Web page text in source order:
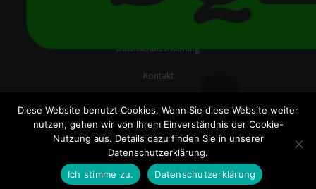
KURS DETAILS
Datenschutzerklärung
Kontakt
Copyright 2020 - Designed byMinzo GmbH
Diese Website benutzt Cookies. Wenn Sie diese Website weiter
nutzen, gehen wir von Ihrem Einverständnis der Cookie-
Nutzung aus. Details dazu finden Sie in unserer
Datenschutzerklärung.
Ich stimme zu.
Datenschutzerklärung